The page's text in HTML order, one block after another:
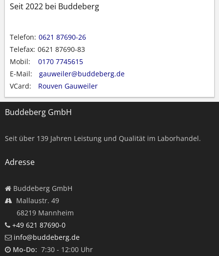
Seit 2022 bei Buddeberg
Telefon: 0621 87690-26
Telefax: 0621 87690-83
Mobil:
0170 7745615
E-Mail:
gauweiler@buddeberg.de
VCard:
Rouven Gauweiler
Buddeberg GmbH
Seit über 139 Jahren Leistung und Qualität im Laborhandel.
Adresse
Buddeberg GmbH
Mallaustr. 49
68219 Mannheim
+49 621 87690-0
info@buddeberg.de
Mo-Do: 7:30 - 12:00 Uhr